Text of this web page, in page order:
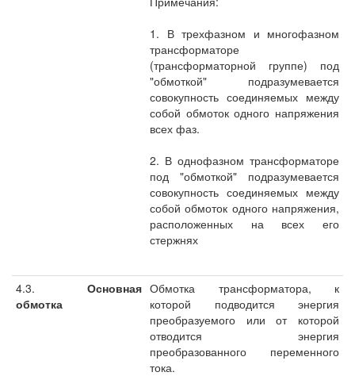
1. В трехфазном и многофазном
трансформаторе
(трансформаторной группе) под
"обмоткой" подразумевается
совокупность соединяемых между
собой обмоток одного напряжения
всех фаз.
2. В однофазном трансформаторе
под "обмоткой" подразумевается
совокупность соединяемых между
собой обмоток одного напряжения,
расположенных на всех его
стержнях
4.3. Основная
обмотка
Обмотка трансформатора, к
которой подводится энергия
преобразуемого или от которой
отводится энергия
преобразованного переменного
тока.